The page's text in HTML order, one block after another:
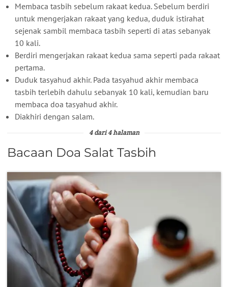
Membaca tasbih sebelum rakaat kedua. Sebelum berdiri
untuk mengerjakan rakaat yang kedua, duduk istirahat
sejenak sambil membaca tasbih seperti di atas sebanyak
10 kali.
Berdiri mengerjakan rakaat kedua sama seperti pada rakaat
pertama.
Duduk tasyahud akhir. Pada tasyahud akhir membaca
tasbih terlebih dahulu sebanyak 10 kali, kemudian baru
membaca doa tasyahud akhir.
Diakhiri dengan salam.
4 dari 4 halaman
Bacaan Doa Salat Tasbih